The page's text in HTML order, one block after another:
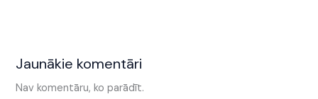
Jaunākie komentāri
Nav komentāru, ko parādīt.